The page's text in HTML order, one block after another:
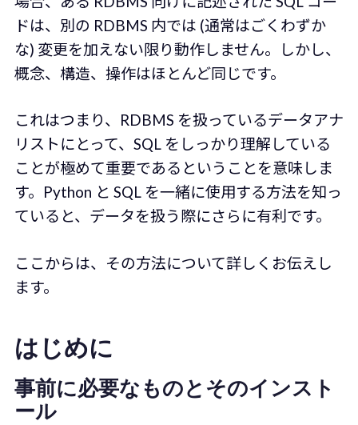
ドは、別の RDBMS 内では (通常はごくわずか
な) 変更を加えない限り動作しません。しかし、
概念、構造、操作はほとんど同じです。
これはつまり、RDBMS を扱っているデータアナ
リストにとって、SQL をしっかり理解している
ことが極めて重要であるということを意味しま
す。Python と SQL を一緒に使用する方法を知っ
ていると、データを扱う際にさらに有利です。
ここからは、その方法について詳しくお伝えし
ます。
はじめに
事前に必要なものとそのインスト
ール